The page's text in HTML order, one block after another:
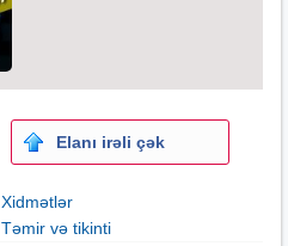
Elanı irəli çək
Xidmətlər
Təmir və tikinti